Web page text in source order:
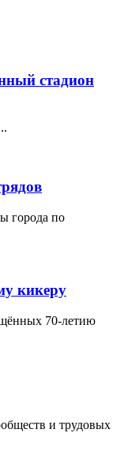
стадион
города по
кикеру
70-летию
и трудовых